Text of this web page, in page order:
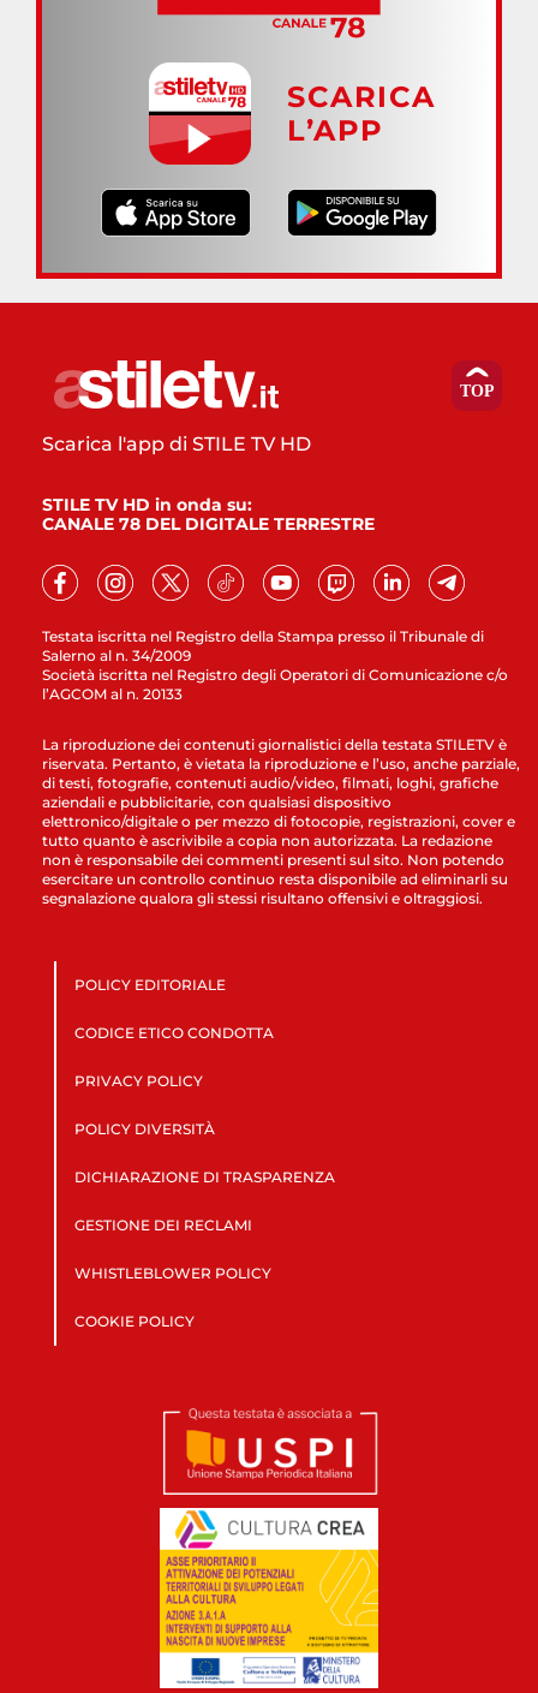
SCARICA
L’APP
Testata iscritta nel Registro della Stampa presso il Tribunale di
Salerno al n. 34/2009
Società iscritta nel Registro degli Operatori di Comunicazione c/o
l’AGCOM al n. 20133
Scarica l'app di STILE TV HD
STILE TV HD in onda su:
CANALE 78 DEL DIGITALE TERRESTRE
La riproduzione dei contenuti giornalistici della testata STILETV è
riservata. Pertanto, è vietata la riproduzione e l’uso, anche parziale,
di testi, fotografie, contenuti audio/video, filmati, loghi, grafiche
aziendali e pubblicitarie, con qualsiasi dispositivo
elettronico/digitale o per mezzo di fotocopie, registrazioni, cover e
tutto quanto è ascrivibile a copia non autorizzata. La redazione
non è responsabile dei commenti presenti sul sito. Non potendo
esercitare un controllo continuo resta disponibile ad eliminarli su
segnalazione qualora gli stessi risultano offensivi e oltraggiosi.
POLICY EDITORIALE
CODICE ETICO CONDOTTA
PRIVACY POLICY
POLICY DIVERSITÀ
DICHIARAZIONE DI TRASPARENZA
GESTIONE DEI RECLAMI
WHISTLEBLOWER POLICY
COOKIE POLICY